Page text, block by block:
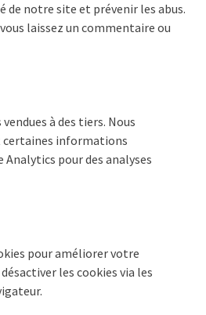
de notre site et prévenir les abus.
laissez un commentaire ou
à des tiers. Nous
certaines informations
pour des analyses
pour améliorer votre
les cookies via les